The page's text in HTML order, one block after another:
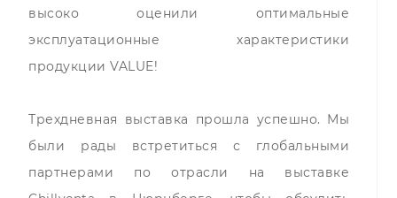
высоко оценили оптимальные
эксплуатационные характеристики
продукции VALUE!
Трехдневная выставка прошла успешно. Мы
были рады встретиться с глобальными
партнерами по отрасли на выставке